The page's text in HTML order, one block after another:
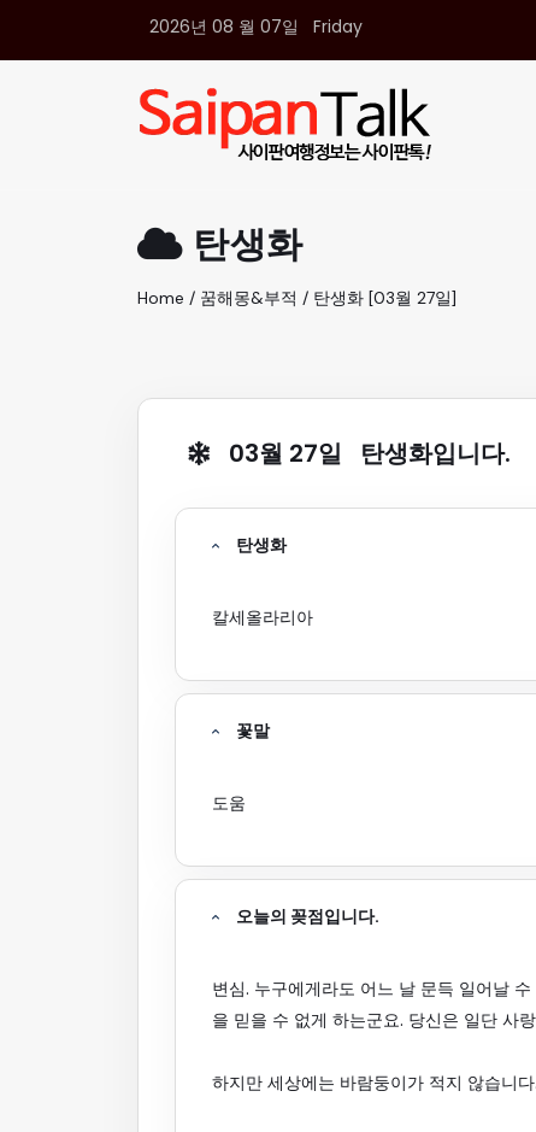
2026년 08 월 07일 Friday
탄생화
Home / 꿈해몽&부적 / 탄생화 [03월 27일]
03월 27일 탄생화입니다.
탄생화
칼세올라리아
꽃말
도움
오늘의 꽂점입니다.
변심. 누구에게라도 어느 날 문득 일어날
을 믿을 수 없게 하는군요. 당신은 일단 사
하지만 세상에는 바람둥이가 적지 않습니다.
여행정보
생활정보